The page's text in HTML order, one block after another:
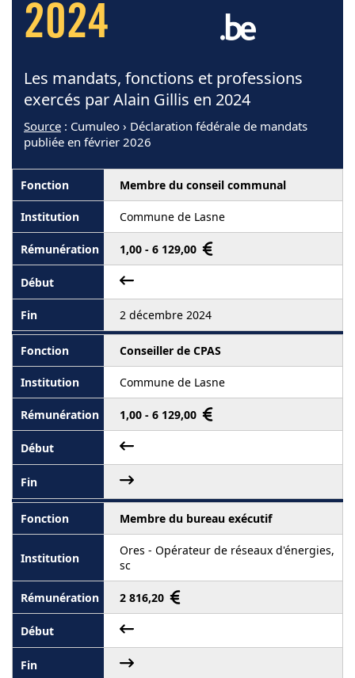
2024
Les mandats, fonctions et professions
exercés par Alain Gillis en 2024
Source : Cumuleo › Déclaration fédérale de mandats
publiée en février 2026
Membre du conseil communal
Commune de Lasne
1,00 - 6 129,00
2 décembre 2024
Conseiller de CPAS
Commune de Lasne
1,00 - 6 129,00
Membre du bureau exécutif
Ores - Opérateur de réseaux d'énergies,
sc
2 816,20